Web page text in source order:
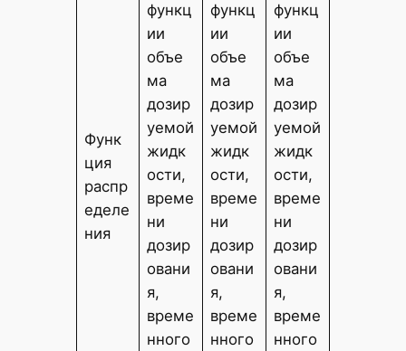
Функ
ция
распр
еделе
ния
функц
ии
объе
ма
дозир
уемой
жидк
ости,
време
ни
дозир
овани
я,
време
нного
функц
ии
объе
ма
дозир
уемой
жидк
ости,
време
ни
дозир
овани
я,
време
нного
функц
ии
объе
ма
дозир
уемой
жидк
ости,
време
ни
дозир
овани
я,
време
нного